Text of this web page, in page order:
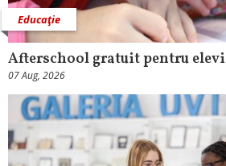
Educaţie
Afterschool gratuit pentru elevi
07 Aug, 2026